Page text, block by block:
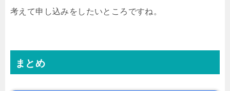
考えて申し込みをしたいところですね。
まとめ